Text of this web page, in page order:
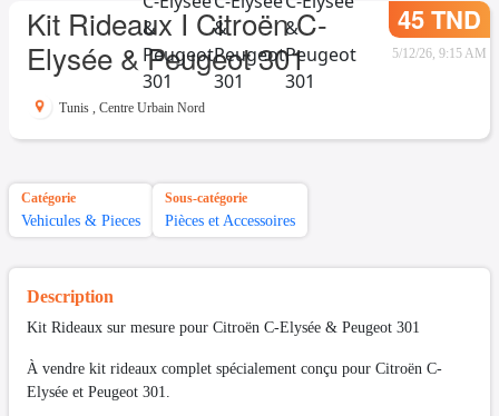
Kit Rideaux I Citroën C-
Elysée & Peugeot 301
45 TND
5/12/26, 9:15 AM
Tunis , Centre Urbain Nord
Catégorie
Vehicules & Pieces
Sous-catégorie
Pièces et Accessoires
Description
Kit Rideaux sur mesure pour Citroën C-Elysée & Peugeot 301
À vendre kit rideaux complet spécialement conçu pour Citroën C-
Elysée et Peugeot 301.